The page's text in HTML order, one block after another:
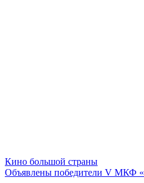
Кино большой страны
Объявлены победители V МКФ